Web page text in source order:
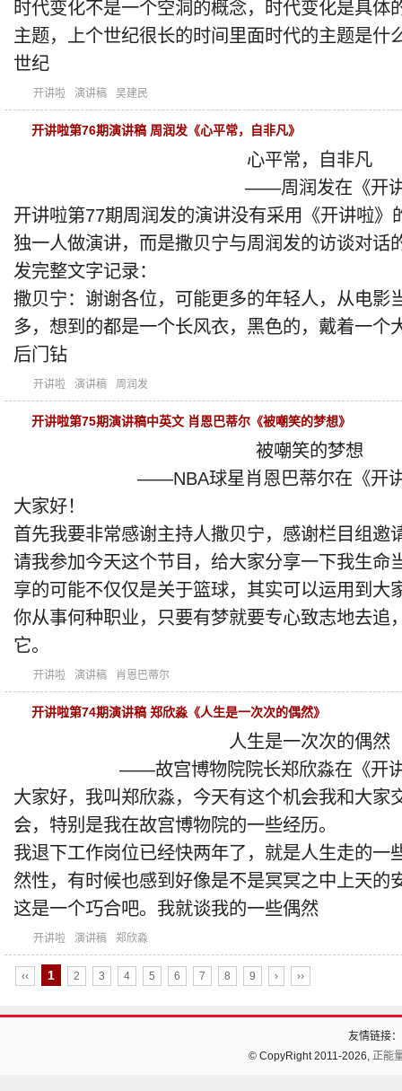
时代变化不是一个空洞的概念，时代变化是具体
主题，上个世纪很长的时间里面时代的主题是什
世纪
开讲啦 演讲稿 吴建民
开讲啦第76期演讲稿 周润发《心平常，自非凡》
心平常，自非凡
——周润发在《开
开讲啦第77期周润发的演讲没有采用《开讲啦》
独一人做演讲，而是撒贝宁与周润发的访谈对话
发完整文字记录：
撒贝宁：谢谢各位，可能更多的年轻人，从电影
多，想到的都是一个长风衣，黑色的，戴着一个
后门钻
开讲啦 演讲稿 周润发
开讲啦第75期演讲稿中英文 肖恩巴蒂尔《被嘲笑的梦想》
被嘲笑的梦想
——NBA球星肖恩巴蒂尔在《开
大家好！
首先我要非常感谢主持人撒贝宁，感谢栏目组邀
请我参加今天这个节目，给大家分享一下我生命
享的可能不仅仅是关于篮球，其实可以运用到大
你从事何种职业，只要有梦就要专心致志地去追
它。
开讲啦 演讲稿 肖恩巴蒂尔
开讲啦第74期演讲稿 郑欣淼《人生是一次次的偶然》
人生是一次次的偶然
——故宫博物院院长郑欣淼在《开
大家好，我叫郑欣淼，今天有这个机会我和大家
会，特别是我在故宫博物院的一些经历。
我退下工作岗位已经快两年了，就是人生走的一
然性，有时候也感到好像是不是冥冥之中上天的
这是一个巧合吧。我就谈我的一些偶然
开讲啦 演讲稿 郑欣淼
‹‹ 1 2 3 4 5 6 7 8 9 › ››
友情链接：
© CopyRight 2011-2026, 正能